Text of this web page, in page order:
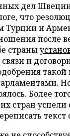
дел
что
Турции и
после
страны
и
Но
Более
стран